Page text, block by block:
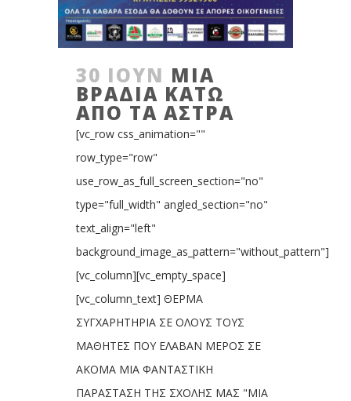
30 ΙΟΎΝ MIA
ΒΡΑΔΙΑ ΚΑΤΩ
ΑΠΟ ΤΑ ΑΣΤΡΑ
[vc_row css_animation=""
row_type="row"
use_row_as_full_screen_section="no"
type="full_width" angled_section="no"
text_align="left"
background_image_as_pattern="without_pattern"]
[vc_column][vc_empty_space]
[vc_column_text] ΘΕΡΜΑ
ΣΥΓΧΑΡΗΤΗΡΙΑ ΣΕ ΟΛΟΥΣ ΤΟΥΣ
ΜΑΘΗΤΕΣ ΠΟΥ ΕΛΑΒΑΝ ΜΕΡΟΣ ΣΕ
ΑΚΟΜΑ ΜΙΑ ΦΑΝΤΑΣΤΙΚΗ
ΠΑΡΑΣΤΑΣΗ ΤΗΣ ΣΧΟΛΗΣ ΜΑΣ "MIA